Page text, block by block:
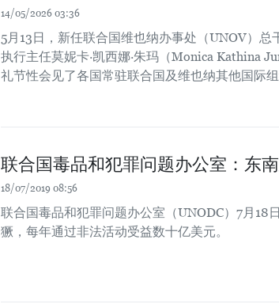
14/05/2026 03:36
5月13日，新任联合国维也纳办事处（UNOV）总
执行主任莫妮卡·凯西娜·朱玛（Monica Kathina
礼节性会见了各国常驻联合国及维也纳其他国际
联合国毒品和犯罪问题办公室：东
18/07/2019 08:56
联合国毒品和犯罪问题办公室（UNODC）7月18
獗，每年通过非法活动受益数十亿美元。